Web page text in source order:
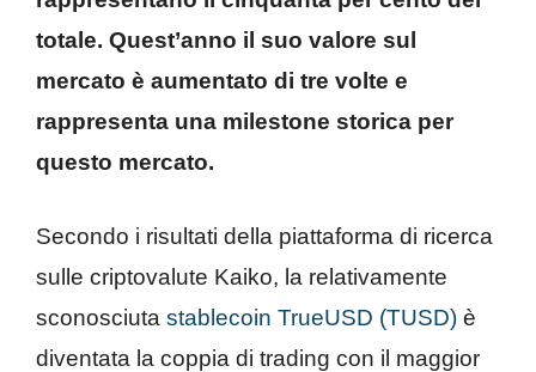
totale. Quest’anno il suo valore sul
mercato è aumentato di tre volte e
rappresenta una milestone storica per
questo mercato.
Secondo i risultati della piattaforma di ricerca
sulle criptovalute Kaiko, la relativamente
sconosciuta stablecoin TrueUSD (TUSD) è
diventata la coppia di trading con il maggior